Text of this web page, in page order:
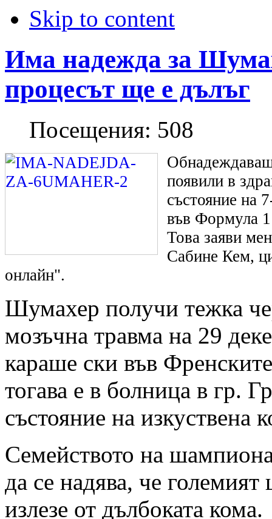
Skip to content
Има надежда за
процесът ще е дълъг
Посещения: 508
появили в
състояние на
във Формула
Това заяви
Сабине Кем,
онлайн".
Шумахер получи тежка
мозъчна травма на 29
караше ски във
тогава е в болница в гр.
състояние на изкуствена
Семейството на
да се надява, че
излезе от дълбоката кома.